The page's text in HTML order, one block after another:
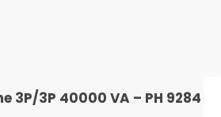
3P/3P 40000 VA – PH 9284